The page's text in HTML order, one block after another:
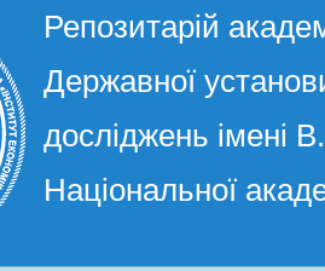
Репозитарій
Державної
досліджень імені
Національної